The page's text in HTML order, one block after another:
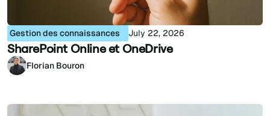
Gestion des connaissances July 22, 2026
SharePoint Online et OneDrive
Florian Bouron